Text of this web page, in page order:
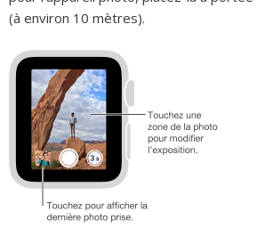
(à environ 10 mètres).